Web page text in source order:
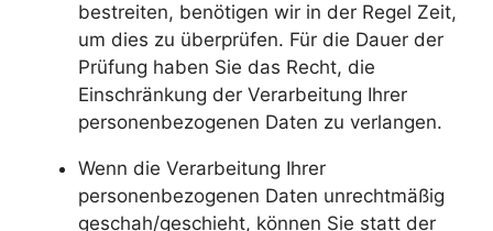
bestreiten, benötigen wir in der Regel Zeit,
um dies zu überprüfen. Für die Dauer der
Prüfung haben Sie das Recht, die
Einschränkung der Verarbeitung Ihrer
personenbezogenen Daten zu verlangen.
Wenn die Verarbeitung Ihrer
personenbezogenen Daten unrechtmäßig
geschah/geschieht, können Sie statt der